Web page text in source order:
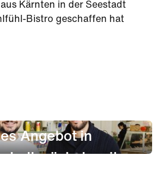
Kärnten in der Seestadt
Bistro geschaffen hat
Angebot in
wächst weiter